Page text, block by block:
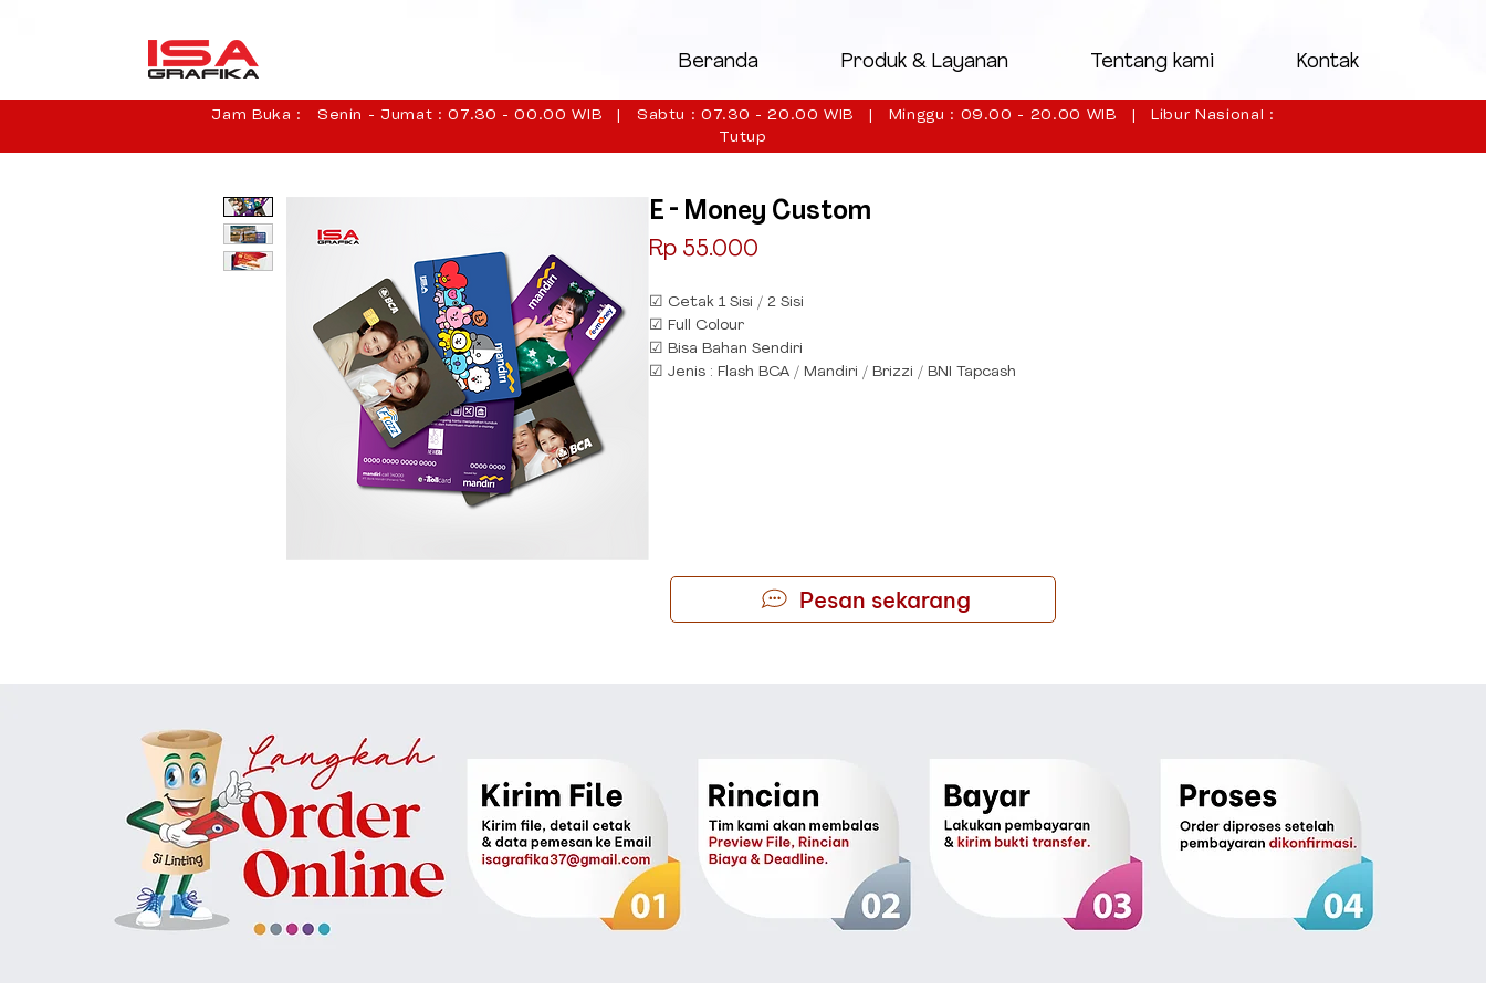
Beranda Produk & Layanan Tentang kami Kontak
Jam Buka : Senin - Jumat : 07.30 - 00.00 WIB | Sabtu : 07.30 - 20.00 WIB | Minggu : 09.00 - 20.00 WIB | Libur Nasional :
Tutup
E - Money Custom
Rp 55.000
☑ Cetak 1 Sisi / 2 Sisi
☑ Full Colour
☑ Bisa Bahan Sendiri
☑ Jenis : Flash BCA / Mandiri / Brizzi / BNI Tapcash
Pesan sekarang